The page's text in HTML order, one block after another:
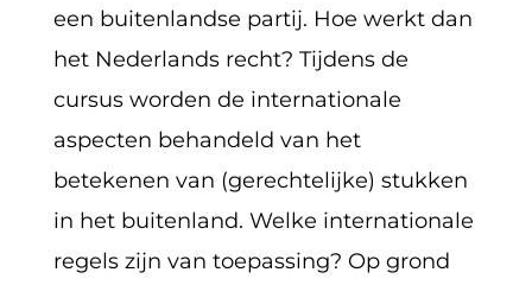
een buitenlandse partij. Hoe werkt dan
het Nederlands recht? Tijdens de
cursus worden de internationale
aspecten behandeld van het
betekenen van (gerechtelijke) stukken
in het buitenland. Welke internationale
regels zijn van toepassing? Op grond